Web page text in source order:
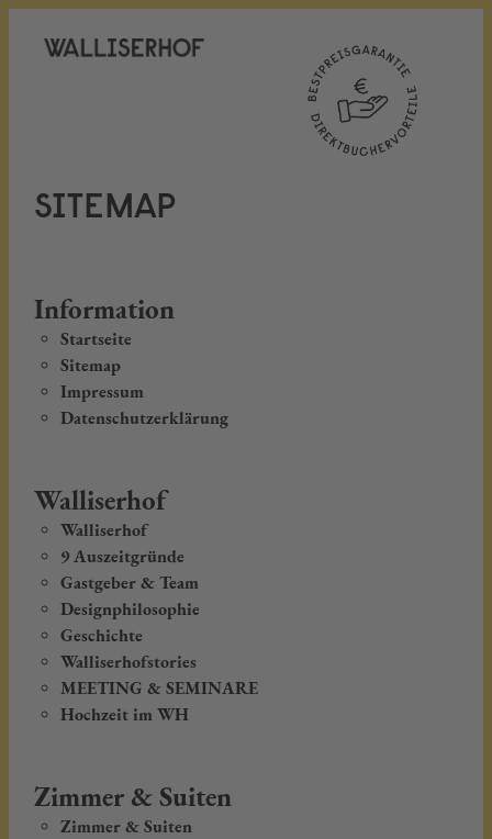
SITEMAP
Information
Startseite
Sitemap
Impressum
Datenschutzerklärung
Walliserhof
Walliserhof
9 Auszeitgründe
Gastgeber & Team
Designphilosophie
Geschichte
Walliserhofstories
MEETING & SEMINARE
Hochzeit im WH
Zimmer & Suiten
Zimmer & Suiten